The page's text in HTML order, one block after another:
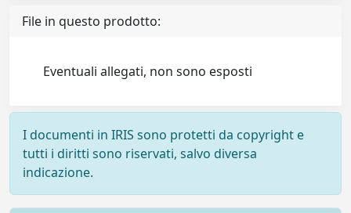
File in questo prodotto:
Eventuali allegati, non sono esposti
I documenti in IRIS sono protetti da copyright e
tutti i diritti sono riservati, salvo diversa
indicazione.